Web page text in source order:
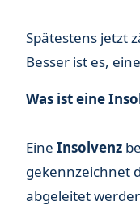
Spätestens jetzt
Besser ist es,
Was ist eine
Eine Insolvenz
gekennzeichnet
abgeleitet